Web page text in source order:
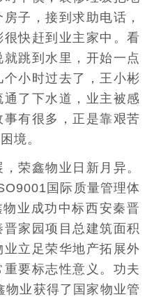
子，接到求助电话，
快赶到业主家中。看
跳到水里，开始一点
小时过去了，王小彬
了下水道，业主被感
有很多，正是靠艰苦
境。
荣鑫物业日新月异。
国际质量管理体
业成功中标西安秦晋
家园项目总建筑面积
立足荣华地产拓展外
要标志性意义。功夫
业获得了国家物业管